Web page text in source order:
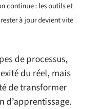
continue : les outils et
à jour devient vite
de processus,
du réel, mais
de transformer
d’apprentissage.